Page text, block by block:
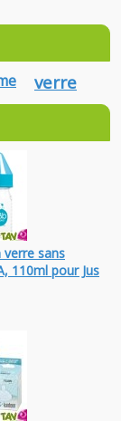
verre
verre sans
110ml pour Jus